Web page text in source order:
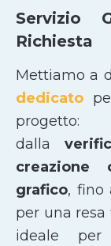
Servizio
Richiesta
Mettiamo a
dedicato
progetto:
dalla
creazione
grafico, fino
per una
ideale